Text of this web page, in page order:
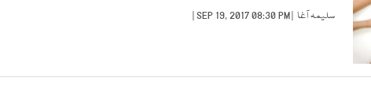
سلیمہ آغا | SEP 19, 2017 08:30 PM |